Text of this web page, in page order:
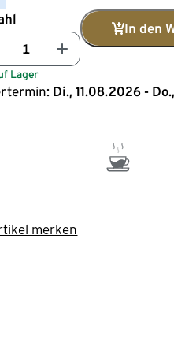
In den
Lager
Di., 11.08.2026 -
merken